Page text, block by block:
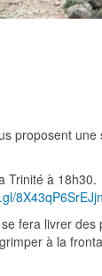
proposent une
Trinité à 18h30.
fera livrer des
à la